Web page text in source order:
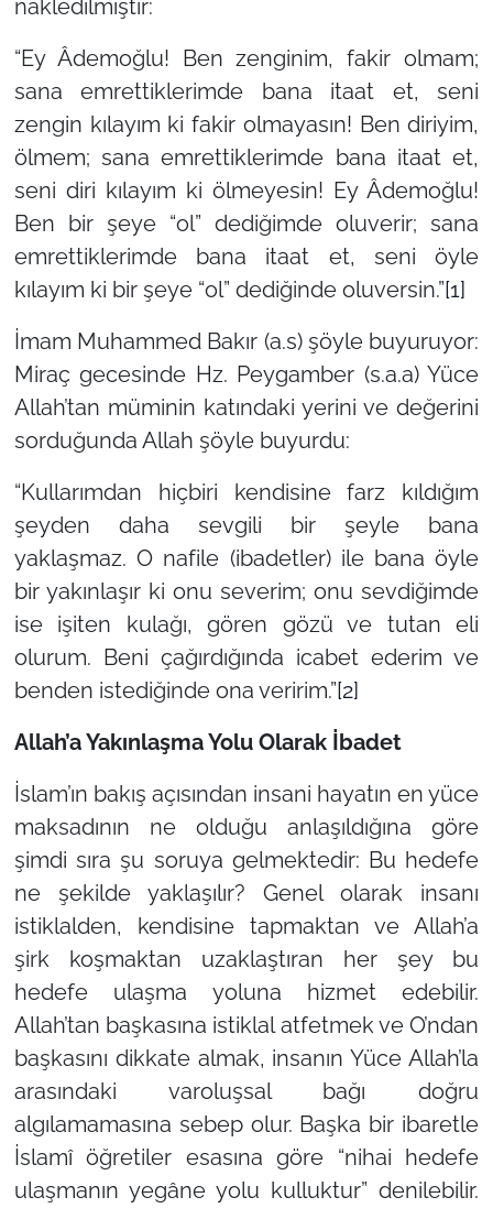
nakledilmiştir:
“Ey Âdemoğlu! Ben zenginim, fakir olmam;
sana emrettiklerimde bana itaat et, seni
zengin kılayım ki fakir olmayasın! Ben diriyim,
ölmem; sana emrettiklerimde bana itaat et,
seni diri kılayım ki ölmeyesin! Ey Âdemoğlu!
Ben bir şeye “ol” dediğimde oluverir; sana
emrettiklerimde bana itaat et, seni öyle
kılayım ki bir şeye “ol” dediğinde oluversin.”[1]
İmam Muhammed Bakır (a.s) şöyle buyuruyor:
Miraç gecesinde Hz. Peygamber (s.a.a) Yüce
Allah’tan müminin katındaki yerini ve değerini
sorduğunda Allah şöyle buyurdu:
“Kullarımdan hiçbiri kendisine farz kıldığım
şeyden daha sevgili bir şeyle bana
yaklaşmaz. O nafile (ibadetler) ile bana öyle
bir yakınlaşır ki onu severim; onu sevdiğimde
ise işiten kulağı, gören gözü ve tutan eli
olurum. Beni çağırdığında icabet ederim ve
benden istediğinde ona veririm.”[2]
Allah’a Yakınlaşma Yolu Olarak İbadet
İslam’ın bakış açısından insani hayatın en yüce
maksadının ne olduğu anlaşıldığına göre
şimdi sıra şu soruya gelmektedir: Bu hedefe
ne şekilde yaklaşılır? Genel olarak insanı
istiklalden, kendisine tapmaktan ve Allah’a
şirk koşmaktan uzaklaştıran her şey bu
hedefe ulaşma yoluna hizmet edebilir.
Allah’tan başkasına istiklal atfetmek ve O’ndan
başkasını dikkate almak, insanın Yüce Allah’la
arasındaki varoluşsal bağı doğru
algılamamasına sebep olur. Başka bir ibaretle
İslamî öğretiler esasına göre “nihai hedefe
ulaşmanın yegâne yolu kulluktur” denilebilir.